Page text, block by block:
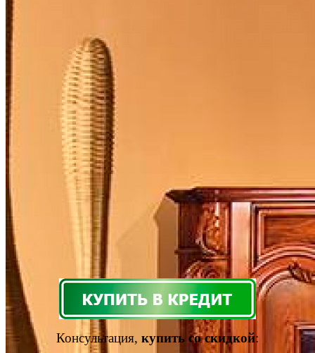
Консультация, купить со скидкой: